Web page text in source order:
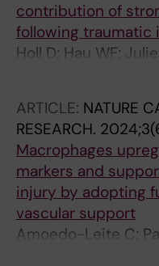
contribution of
following traumatic
Holl D; Hau WF;
J; Savant S;
Goritz C
ARTICLE: NATURE
RESEARCH.
Macrophages
markers and
injury by adopting
vascular support
Amoedo-Leite C;
Hidalgo C; Xu F;